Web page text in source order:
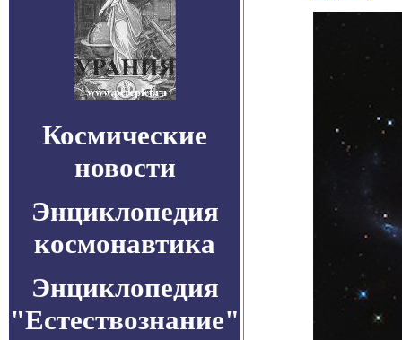
Космические
новости
Энциклопедия
космонавтика
Энциклопедия
"Естествознание"